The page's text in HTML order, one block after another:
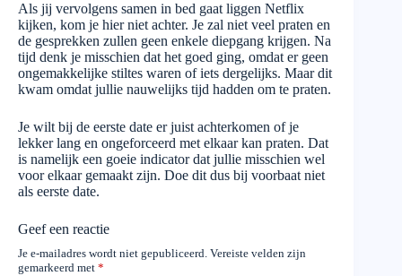
Als jij vervolgens samen in bed gaat liggen Netflix
kijken, kom je hier niet achter. Je zal niet veel praten en
de gesprekken zullen geen enkele diepgang krijgen. Na
tijd denk je misschien dat het goed ging, omdat er geen
ongemakkelijke stiltes waren of iets dergelijks. Maar dit
kwam omdat jullie nauwelijks tijd hadden om te praten.
Je wilt bij de eerste date er juist achterkomen of je
lekker lang en ongeforceerd met elkaar kan praten. Dat
is namelijk een goeie indicator dat jullie misschien wel
voor elkaar gemaakt zijn. Doe dit dus bij voorbaat niet
als eerste date.
Geef een reactie
Je e-mailadres wordt niet gepubliceerd. Vereiste velden zijn
gemarkeerd met *